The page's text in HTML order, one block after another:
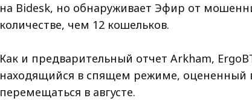
на Bidesk, но обнаруживает Эфир от
количестве, чем 12 кошельков.
Как и предварительный отчет Arkham,
находящийся в спящем режиме, оцененный
перемещаться в августе.